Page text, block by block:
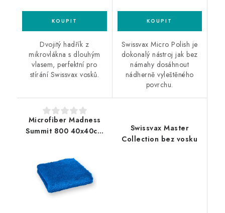
Dvojitý hadřík z
mikrovlákna s dlouhým
vlasem, perfektní pro
stírání Swissvax vosků.
Swissvax Micro Polish je
dokonalý nástroj jak bez
námahy dosáhnout
nádherně vyleštěného
povrchu.
Microfiber Madness
Summit 800 40x40cm
Swissvax Master
Collection bez vosku